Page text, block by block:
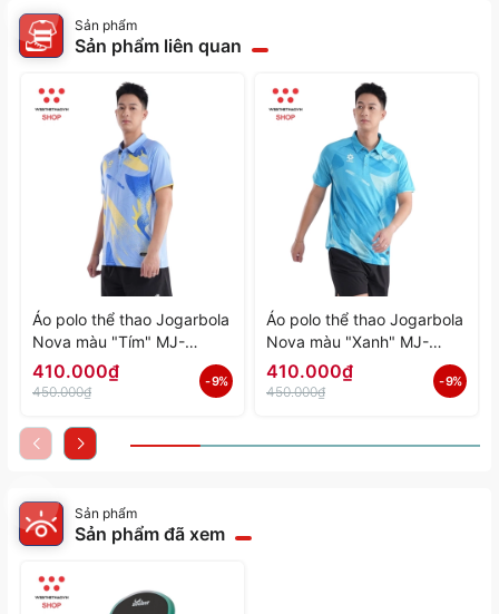
Sản phẩm
Sản phẩm liên quan
Áo polo thể thao Jogarbola
Nova màu "Tím" MJ-
A4197-04 - Hàng Chính
Hãng
410.000₫
450.000₫
- 9%
Áo polo thể thao Jogarbola
Nova màu "Xanh" MJ-
A4197-03 - Hàng Chính
Hãng
410.000₫
450.000₫
- 9%
Sản phẩm
Sản phẩm đã xem